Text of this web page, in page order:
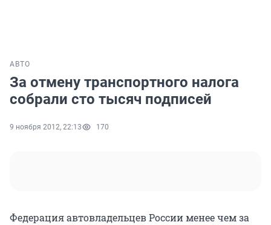
АВТО
За отмену транспортного налога
собрали сто тысяч подписей
9 ноября 2012, 22:13 170
Федерация автовладельцев России менее чем за